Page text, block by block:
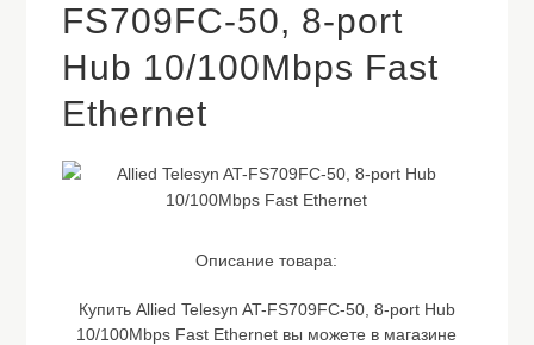
FS709FC-50, 8-port
Hub 10/100Mbps Fast
Ethernet
Описание товара:
Купить Allied Telesyn AT-FS709FC-50, 8-port Hub
10/100Mbps Fast Ethernet вы можете в магазине